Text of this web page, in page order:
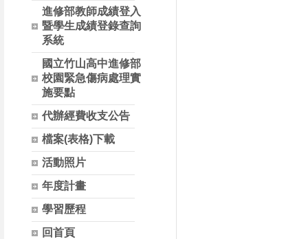
進修部教師成績登入
暨學生成績登錄查詢
系統
國立竹山高中進修部
校園緊急傷病處理實
施要點
代辦經費收支公告
檔案(表格)下載
活動照片
年度計畫
學習歷程
回首頁